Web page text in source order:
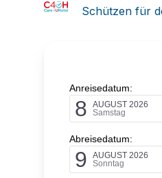
Schützen für